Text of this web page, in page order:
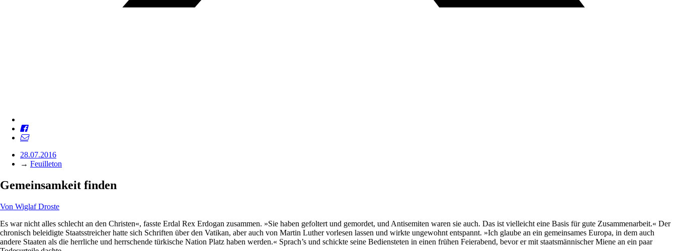
28.07.2016
→ Feuilleton
Gemeinsamkeit finden
Von Wiglaf Droste
Es war nicht alles schlecht an den Christen«, fasste Erdal Rex Erdogan zusammen. »Sie haben gefoltert und gemordet, und Antisemiten waren sie auch. Das ist vielleicht eine Basis für gute Zusammenarbeit.« Der
chronisch beleidigte Staatsstreicher hatte sich Schriften über den Vatikan, aber auch von Martin Luther vorlesen lassen und wirkte ungewohnt entspannt. »Ich glaube an ein gemeinsames Europa, in dem auch
andere Staaten als die herrliche und herrschende türkische Nation Platz haben werden.« Sprach’s und schickte seine Bediensteten in einen frühen Feierabend, bevor er mit staatsmännischer Miene an ein paar